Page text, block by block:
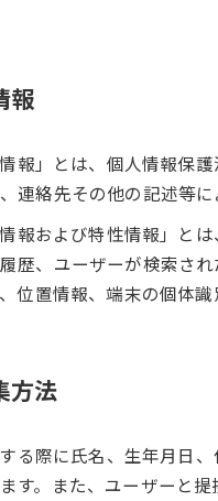
報
報」とは、個人情報保
連絡先その他の記述等
報および特性情報」と
歴、ユーザーが検索さ
位置情報、端末の個体識
方法
る際に氏名、生年月日
す。また、ユーザーと